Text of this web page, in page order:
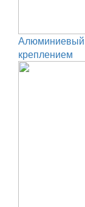
Алюминиевый
креплением